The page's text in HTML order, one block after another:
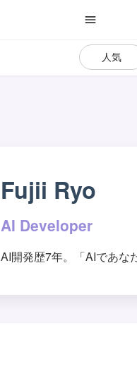
人気
Fujii Ryo
AI Developer
AI開発歴7年。「AIであな